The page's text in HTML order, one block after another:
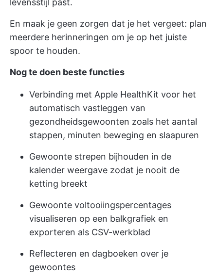
levensstijl past.
En maak je geen zorgen dat je het vergeet: plan
meerdere herinneringen om je op het juiste
spoor te houden.
Nog te doen beste functies
Verbinding met Apple HealthKit voor het
automatisch vastleggen van
gezondheidsgewoonten zoals het aantal
stappen, minuten beweging en slaapuren
Gewoonte strepen bijhouden in de
kalender weergave zodat je nooit de
ketting breekt
Gewoonte voltooiingspercentages
visualiseren op een balkgrafiek en
exporteren als CSV-werkblad
Reflecteren en dagboeken over je
gewoontes